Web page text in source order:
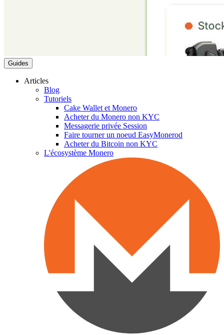
Guides
Articles
Blog
Tutoriels
Cake Wallet et Monero
Acheter du Monero non KYC
Messagerie privée Session
Faire tourner un noeud EasyMonerod
Acheter du Bitcoin non KYC
L'écosystème Monero